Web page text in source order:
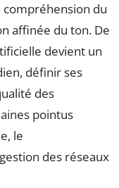
du
affinée du ton. De
devient un
définir ses
des
pointus
le
des réseaux